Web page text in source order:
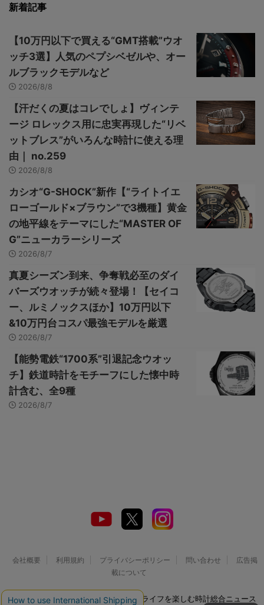
新着記事
【10万円以下で買える“GMT搭載”ウオ
ッチ3選】人気のペプシベゼルや、オー
ルブラックモデルなど
2026/8/8
【汗だくの夏はコレでしょ】ヴィンテ
ージ ロレックス用に忠実再現した“リベ
ットブレス”がいろんな時計に使える理
由｜ no.259
2026/8/8
カシオ“G-SHOCK”新作【“ライトイエ
ローゴールド×ブラウン”で3機種】黄金
の地平線をテーマにした“MASTER OF
G”ニューカラーシリーズ
2026/8/7
真夏シーズン到来、争奪戦必至のダイ
バーズウオッチが続々登場！【セイコ
ー、ルミノックスほか】10万円以下
&10万円台コスパ最強モデルを厳選
2026/8/7
【能勢電鉄“1700系”引退記念ウオッ
チ】鉄道時計をモチーフにした懐中時
計含む、全9種
2026/8/7
会社概要 利用規約 プライバシーポリシー 問い合わせ
広告掲
載について
© 2026 Watch LIFE NEWS｜ウオッチライフを楽しむ時計総合ニュース